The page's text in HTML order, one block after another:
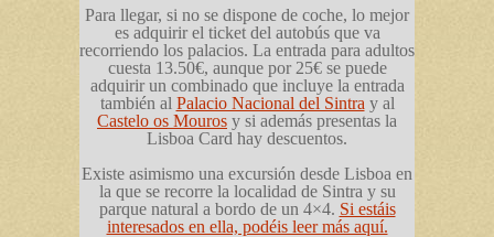
Para llegar, si no se dispone de coche, lo mejor
es adquirir el ticket del autobús que va
recorriendo los palacios. La entrada para adultos
cuesta 13.50€, aunque por 25€ se puede
adquirir un combinado que incluye la entrada
también al Palacio Nacional del Sintra y al
Castelo os Mouros y si además presentas la
Lisboa Card hay descuentos.
Existe asimismo una excursión desde Lisboa en
la que se recorre la localidad de Sintra y su
parque natural a bordo de un 4×4. Si estáis
interesados en ella, podéis leer más aquí.